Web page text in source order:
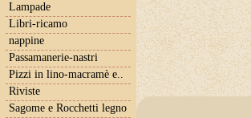
Lampade
Libri-ricamo
nappine
Passamanerie-nastri
Pizzi in lino-macramè e..
Riviste
Sagome e Rocchetti legno